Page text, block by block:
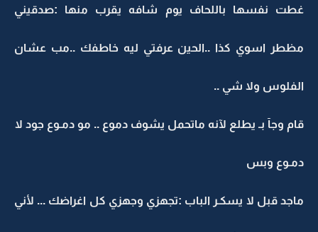
غطت نفسها باللحاف يوم شافه يقرب منها :صدقيني
مظطر اسوي كذا ..الحين عرفتي ليه خاطفك ..مب عشان
الفلوس ولا شي ..
قام وجآ بـ يطلع لآنه ماتحمل يشوف دموع .. مو دمـوع جود لا
دمـوع وبس
ماجد قبل لا يسكـر الباب :تجهزي وجهزي كل اغراضك ... لأني